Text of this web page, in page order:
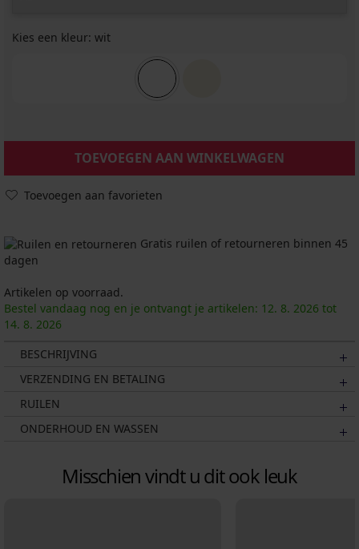
Kies een kleur: wit
TOEVOEGEN AAN WINKELWAGEN
Toevoegen aan favorieten
Gratis ruilen of retourneren binnen 45
dagen
Artikelen op voorraad.
Bestel vandaag nog en je ontvangt je artikelen: 12. 8. 2026 tot
14. 8. 2026
BESCHRIJVING
VERZENDING EN BETALING
RUILEN
ONDERHOUD EN WASSEN
Misschien vindt u dit ook leuk